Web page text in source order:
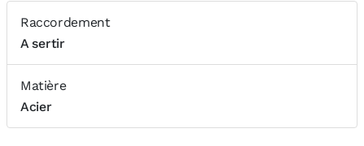
Raccordement
A sertir
Matière
Acier